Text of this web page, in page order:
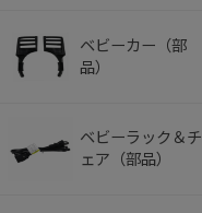
ベビーカー（部
品）
ベビーラック＆チ
ェア（部品）